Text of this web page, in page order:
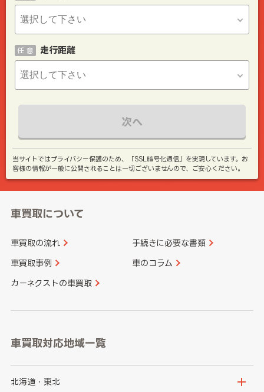
走行距離
任 意
次へ
当サイトではプライバシー保護のため、「SSL暗号化通信」を実現しています。お
客様の情報が一般に公開されることは一切ございませんので、ご安心ください。
車買取について
車買取の流れ 手続きに必要な書類
車買取事例 車のコラム
カーネクストの車買取
車買取対応地域一覧
北海道・東北